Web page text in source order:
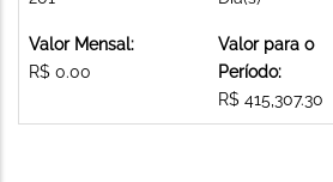
Valor Mensal:
R$ 0.00
Valor para o
Período:
R$ 415,307.30